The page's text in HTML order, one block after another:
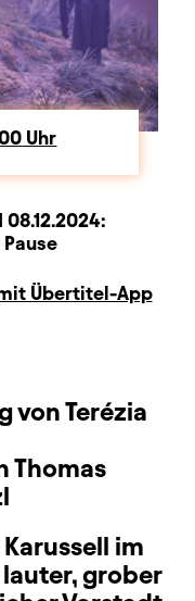
Uhr
08.12.2024:
Übertitel-App
von Terézia
Thomas
im
grober